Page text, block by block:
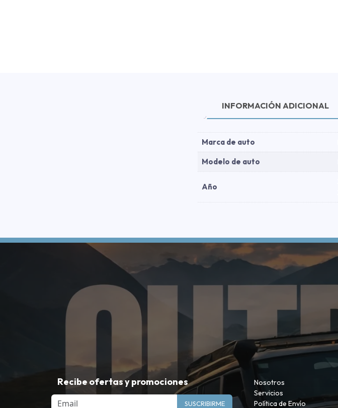
INFORMACIÓN ADICIONAL
Marca de auto
Modelo de auto
Año
Recibe ofertas y promociones
Email SUSCRIBIRME
Nosotros
Servicios
Política de Envío